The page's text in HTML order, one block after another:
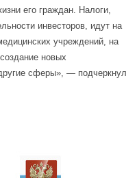
его граждан. Налоги,
инвесторов, идут на
учреждений, на
новых
сферы», — подчеркнул